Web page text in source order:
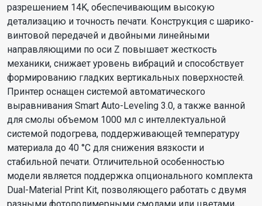
разрешением 14K, обеспечивающим высокую
детализацию и точность печати. Конструкция с шарико-
винтовой передачей и двойными линейными
направляющими по оси Z повышает жесткость
механики, снижает уровень вибраций и способствует
формированию гладких вертикальных поверхностей.
Принтер оснащен системой автоматического
выравнивания Smart Auto-Leveling 3.0, а также ванной
для смолы объемом 1000 мл с интеллектуальной
системой подогрева, поддерживающей температуру
материала до 40 °C для снижения вязкости и
стабильной печати. Отличительной особенностью
модели является поддержка опционального комплекта
Dual-Material Print Kit, позволяющего работать с двумя